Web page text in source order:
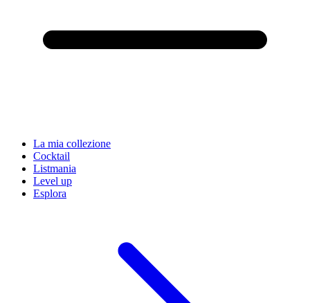
La mia collezione
Cocktail
Listmania
Level up
Esplora